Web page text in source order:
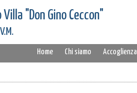
"Don Gino Ceccon"
Home Chi siamo Accoglienza